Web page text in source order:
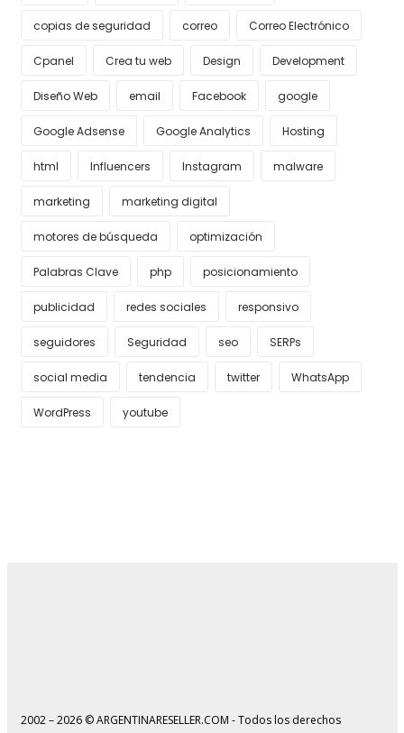
copias de seguridad correo Correo Electrónico
Cpanel Crea tu web Design Development
Diseño Web email Facebook google
Google Adsense Google Analytics Hosting
html Influencers Instagram malware
marketing marketing digital
motores de búsqueda optimización
Palabras Clave php posicionamiento
publicidad redes sociales responsivo
seguidores Seguridad seo SERPs
social media tendencia twitter WhatsApp
WordPress youtube
2002 – 2026 © ARGENTINARESELLER.COM - Todos los derechos